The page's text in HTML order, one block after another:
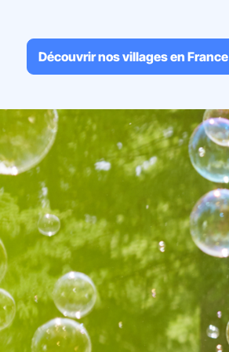
Découvrir nos villages en France